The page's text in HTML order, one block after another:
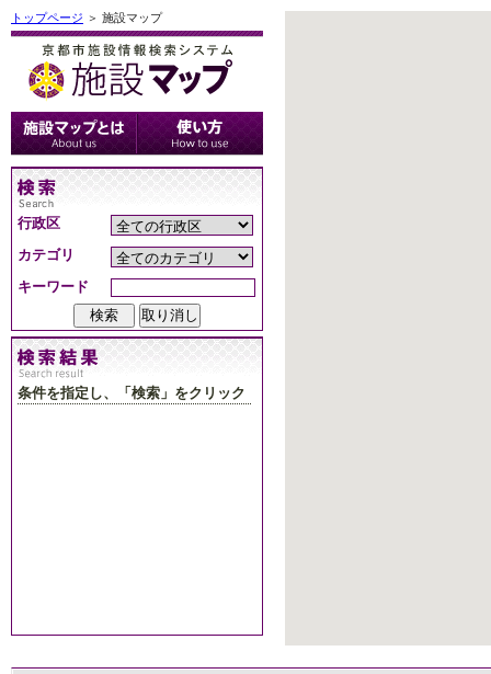
トップページ ＞ 施設マップ
行政区
カテゴリ
キーワード
条件を指定し、「検索」をクリック